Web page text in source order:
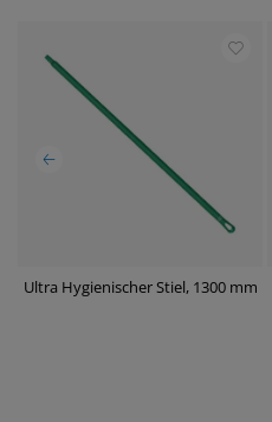
Ultra Hygienischer Stiel, 1300 mm